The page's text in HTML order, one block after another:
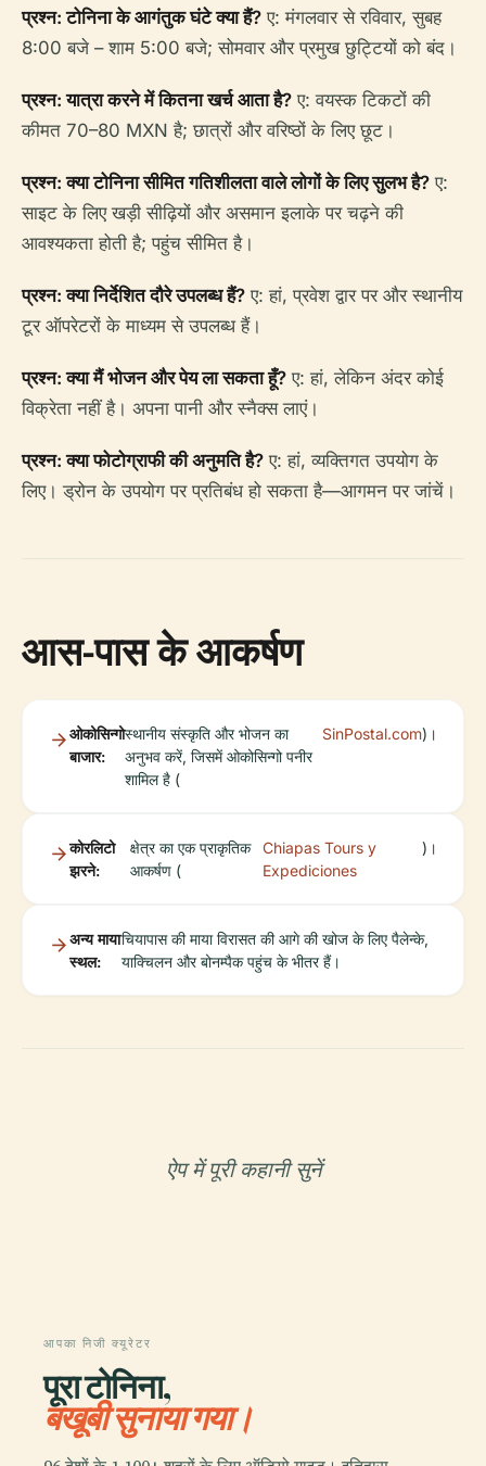
प्रश्न: टोनिना के आगंतुक घंटे क्या हैं? ए: मंगलवार से रविवार, सुबह
8:00 बजे – शाम 5:00 बजे; सोमवार और प्रमुख छुट्टियों को बंद।
प्रश्न: यात्रा करने में कितना खर्च आता है? ए: वयस्क टिकटों की
कीमत 70–80 MXN है; छात्रों और वरिष्ठों के लिए छूट।
प्रश्न: क्या टोनिना सीमित गतिशीलता वाले लोगों के लिए सुलभ है? ए:
साइट के लिए खड़ी सीढ़ियों और असमान इलाके पर चढ़ने की
आवश्यकता होती है; पहुंच सीमित है।
प्रश्न: क्या निर्देशित दौरे उपलब्ध हैं? ए: हां, प्रवेश द्वार पर और स्थानीय
टूर ऑपरेटरों के माध्यम से उपलब्ध हैं।
प्रश्न: क्या मैं भोजन और पेय ला सकता हूँ? ए: हां, लेकिन अंदर कोई
विक्रेता नहीं है। अपना पानी और स्नैक्स लाएं।
प्रश्न: क्या फोटोग्राफी की अनुमति है? ए: हां, व्यक्तिगत उपयोग के
लिए। ड्रोन के उपयोग पर प्रतिबंध हो सकता है—आगमन पर जांचें।
आस-पास के आकर्षण
ओकोसिन्गो
बाजार:
स्थानीय संस्कृति और भोजन का
अनुभव करें, जिसमें ओकोसिन्गो पनीर
शामिल है (
SinPostal.com)।
कोरलिटो
झरने:
क्षेत्र का एक प्राकृतिक
आकर्षण (
Chiapas Tours y
Expediciones
)।
अन्य माया
स्थल:
चियापास की माया विरासत की आगे की खोज के लिए पैलेन्के,
याक्चिलन और बोनम्पैक पहुंच के भीतर हैं।
ऐप में पूरी कहानी सुनें
आपका निजी क्यूरेटर
पूरा टोनिना,
बखूबी सुनाया गया।